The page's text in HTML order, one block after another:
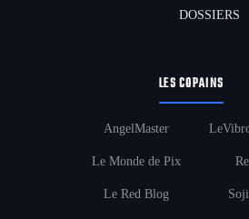
DOSSIERS
LES COPAINS
AngelMaster
Le Monde de Pix
Le Red Blog